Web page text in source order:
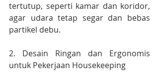
tertutup, seperti kamar dan koridor,
agar udara tetap segar dan bebas
partikel debu.
2. Desain Ringan dan Ergonomis
untuk Pekerjaan Housekeeping